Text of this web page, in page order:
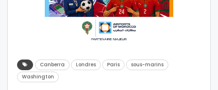
Canberra Londres Paris
sous-marins
Washington